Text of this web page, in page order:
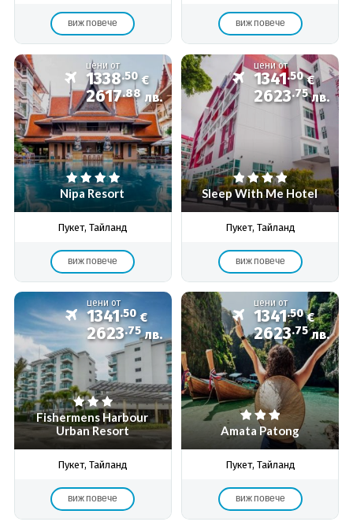
виж повече виж повече
цени от
1338.50 €
2617.88 лв.
Nipa Resort
Пукет, Тайланд
виж повече
цени от
1341.50 €
2623.75 лв.
Sleep With Me Hotel
Пукет, Тайланд
виж повече
цени от
1341.50 €
2623.75 лв.
Fishermens Harbour
Urban Resort
Пукет, Тайланд
виж повече
цени от
1341.50 €
2623.75 лв.
Amata Patong
Пукет, Тайланд
виж повече